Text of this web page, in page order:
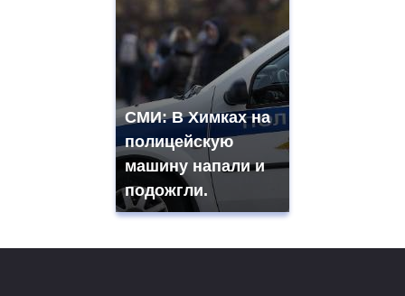
СМИ: В Химках на
полицейскую
машину напали и
подожгли.